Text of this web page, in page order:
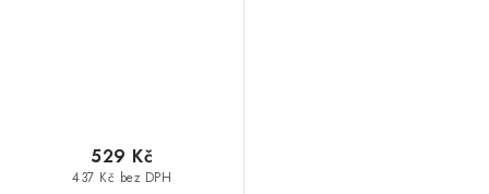
437 Kč bez DPH
529 Kč